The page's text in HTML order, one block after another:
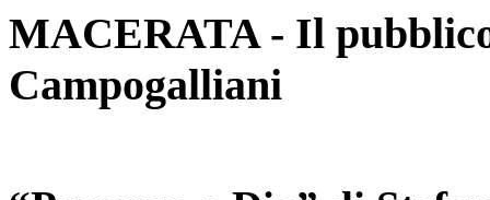
MACERATA - Il
Campogalliani